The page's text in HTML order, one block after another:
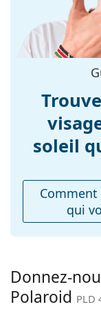
Le chiffon
l'entretien
peuvent être
chiffon.
découvrir
Matériau cadre:
Taille:
Largeur:
Largeur du pont:
Accessoires
Étui:
Tissu de
Autres
Sexe:
soleil
qui
Donnez-
Polaroid PLD